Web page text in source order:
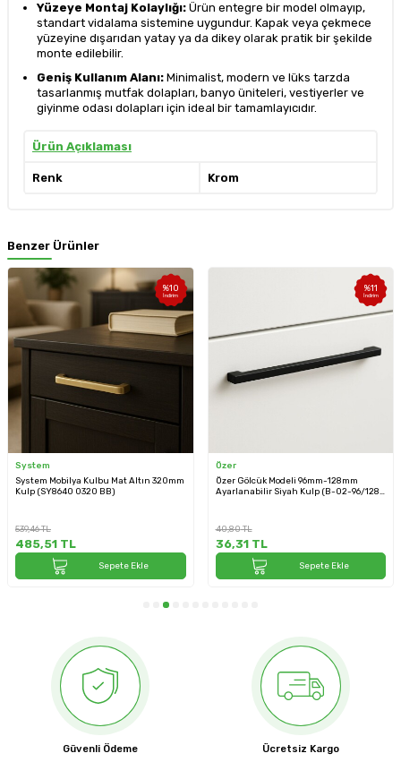
Yüzeye Montaj Kolaylığı: Ürün entegre bir model olmayıp,
standart vidalama sistemine uygundur. Kapak veya çekmece
yüzeyine dışarıdan yatay ya da dikey olarak pratik bir şekilde
monte edilebilir.
Geniş Kullanım Alanı: Minimalist, modern ve lüks tarzda
tasarlanmış mutfak dolapları, banyo üniteleri, vestiyerler ve
giyinme odası dolapları için ideal bir tamamlayıcıdır.
Ürün Açıklaması
Renk Krom
Benzer Ürünler
%10
İndirim
System
System Mobilya Kulbu Mat Altın 320mm
Kulp (SY8640 0320 BB)
539,46TL
485,51 TL
Sepete Ekle
%11
İndirim
Özer
Özer Gölcük Modeli 96mm-128mm
Ayarlanabilir Siyah Kulp (B-02-96/128-
40,80TL
36,31TL
Sepete Ekle
Güvenli Ödeme Ücretsiz Kargo